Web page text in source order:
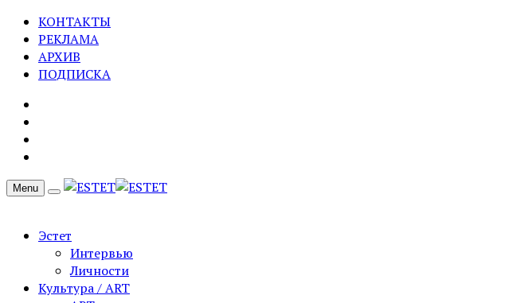
КОНТАКТЫ
РЕКЛАМА
АРХИВ
ПОДПИСКА
Menu
Эстет
Интервью
Личности
Культура / ART